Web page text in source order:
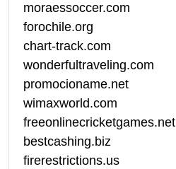
moraessoccer.com
forochile.org
chart-track.com
wonderfultraveling.com
promocioname.net
wimaxworld.com
freeonlinecricketgames.net
bestcashing.biz
firerestrictions.us